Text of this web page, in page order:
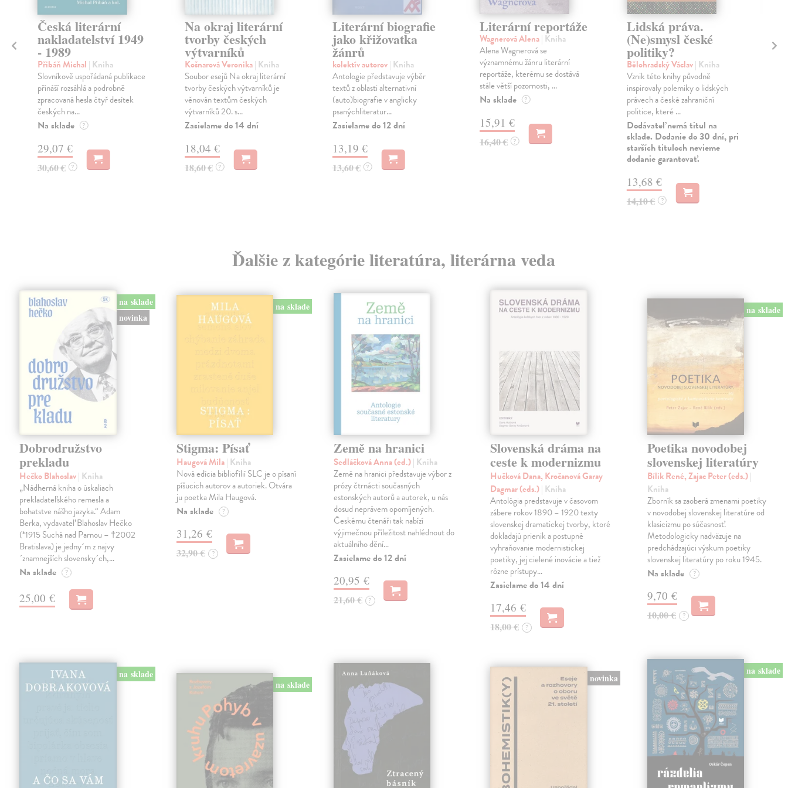
Česká literární
nakladatelství 1949
- 1989
Přibáň Michal | Kniha
Slovníkově uspořádaná publikace
přináší rozsáhlá a podrobně
zpracovaná hesla čtyř desítek
českých na...
Na sklade ?
29,07 €
30,60 € ?
Na okraj literární
tvorby českých
výtvarníků
Košnarová Veronika| Kniha
Soubor esejů Na okraj literární
tvorby českých výtvarníků je
věnován textům českých
výtvarníků 20. s...
Zasielame do 14 dní
18,04 €
18,60 € ?
Literární biografie
jako křižovatka
žánrů
kolektív autorov| Kniha
Antologie představuje výběr
textů z oblasti alternativní
(auto)biografie v anglicky
psanýchliteratur...
Zasielame do 12 dní
13,19 €
13,60 € ?
Literární reportáže
Wagnerová Alena| Kniha
Alena Wagnerová se
významnému žánru literární
reportáže, kterému se dostává
stále větší pozornosti, ...
Na sklade ?
15,91 €
16,40 € ?
Lidská práva.
(Ne)smysl české
politiky?
Bělohradský Václav| Kniha
Vznik této knihy původně
inspirovaly polemiky o lidských
právech a české zahraniční
politice, které ...
Dodávateľ nemá titul na
sklade. Dodanie do 30 dní, pri
starších tituloch nevieme
dodanie garantovať.
13,68 €
14,10 € ?
Ďalšie z kategórie literatúra, literárna veda
na sklade
novinka
Dobrodružstvo
prekladu
Hečko Blahoslav| Kniha
„Nádherná kniha o úskaliach
prekladateľského remesla a
bohatstve nášho jazyka.“ Adam
Berka, vydavateľ Blahoslav Hečko
(*1915 Suchá nad Parnou – †2002
Bratislava) je jedny´m z najvy
´znamnejších slovensky´ch,…
Na sklade ?
25,00 €
na sklade
Stigma: Písať
Haugová Mila| Kniha
Nová edícia bibliofílií SLC je o písaní
píšucich autorov a autoriek. Otvára
ju poetka Mila Haugová.
Na sklade ?
31,26 €
32,90 € ?
Země na hranici
Sedláčková Anna (ed.)| Kniha
Země na hranici představuje výbor z
prózy čtrnácti současných
estonských autorů a autorek, u nás
dosud neprávem opomíjených.
Českému čtenáři tak nabízí
výjimečnou příležitost nahlédnout do
aktuálního dění…
Zasielame do 12 dní
20,95 €
21,60 € ?
Slovenská dráma na
ceste k modernizmu
Hučková Dana, Kročanová Garay
Dagmar (eds.)| Kniha
Antológia predstavuje v časovom
zábere rokov 1890 – 1920 texty
slovenskej dramatickej tvorby, ktoré
dokladajú prienik a postupné
vyhraňovanie modernistickej
poetiky, jej cielené inovácie a tiež
rôzne prístupy…
Zasielame do 14 dní
17,46 €
18,00 € ?
na sklade
Poetika novodobej
slovenskej literatúry
Bílik René, Zajac Peter (eds.)|
Kniha
Zborník sa zaoberá zmenami poetiky
v novodobej slovenskej literatúre od
klasicizmu po súčasnosť.
Metodologicky nadväzuje na
predchádzajúci výskum poetiky
slovenskej literatúry po roku 1945.
Na sklade ?
9,70 €
10,00 € ?
na sklade
na sklade
novinka
na sklade